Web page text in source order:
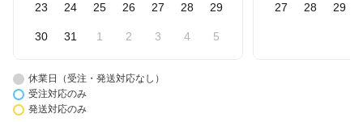
23 24 25 26 27 28 29
30 31 1 2 3 4 5
27 28 29
休業日（受注・発送対応なし）
受注対応のみ
発送対応のみ